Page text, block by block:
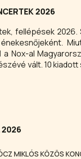
2026
fellépések 2026.
a Nox-al
vált. 10 kiadott
2026
MIKLÓS KÖZÖS